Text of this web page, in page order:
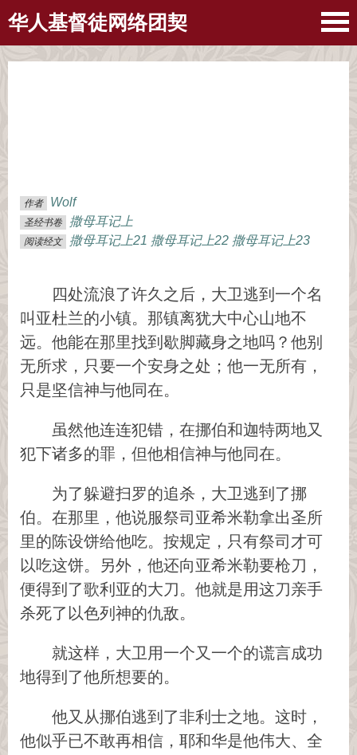
华人基督徒网络团契
作者 Wolf
圣经书卷 撒母耳记上
阅读经文 撒母耳记上21 撒母耳记上22 撒母耳记上23
四处流浪了许久之后，大卫逃到一个名
叫亚杜兰的小镇。那镇离犹大中心山地不
远。他能在那里找到歇脚藏身之地吗？他别
无所求，只要一个安身之处；他一无所有，
只是坚信神与他同在。
虽然他连连犯错，在挪伯和迦特两地又
犯下诸多的罪，但他相信神与他同在。
为了躲避扫罗的追杀，大卫逃到了挪
伯。在那里，他说服祭司亚希米勒拿出圣所
里的陈设饼给他吃。按规定，只有祭司才可
以吃这饼。另外，他还向亚希米勒要枪刀，
便得到了歌利亚的大刀。他就是用这刀亲手
杀死了以色列神的仇敌。
就这样，大卫用一个又一个的谎言成功
地得到了他所想要的。
他又从挪伯逃到了非利士之地。这时，
他似乎已不敢再相信，耶和华是他伟大、全